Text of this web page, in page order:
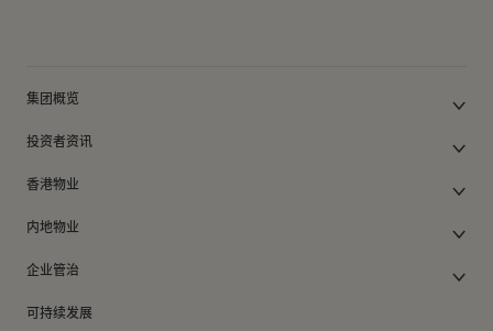
集团概览
集团架构
我们的创办人
50周年
内地业务
物业相关业务
投资者资讯
股东周年大会文件
中期报告/年报及可持续发展报告
以电子方式发布公司通讯之安排
证券变动报表
香港物业
其他物业
香港出租物业
内地物业
内地出租物业
过去主要发展项目
企业管治
集团政策
可持续发展